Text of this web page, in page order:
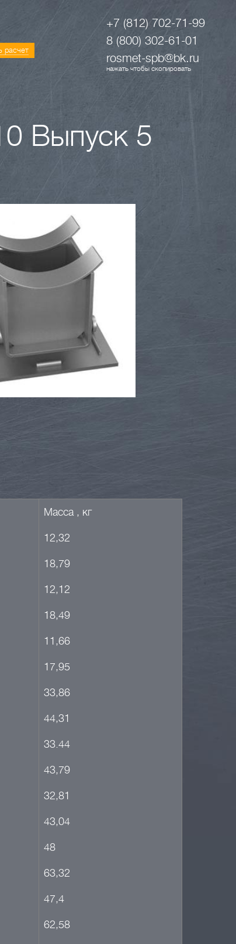
расчет
+7 (812) 702-71-99
8 (800) 302-61-01
rosmet-spb@bk.ru
нажать чтобы скопировать
Выпуск 5
Масса , кг
12,32
18,79
12,12
18,49
11,66
17,95
33,86
44,31
33.44
43,79
32,81
43,04
48
63,32
47,4
62,58